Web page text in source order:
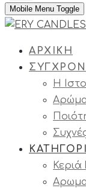
Mobile Menu Toggle
ΑΡΧΙΚΗ
Η
Κεριά